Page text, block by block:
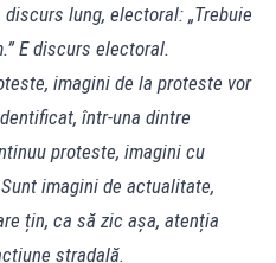
lung, electoral: „Trebuie
E discurs electoral.
imagini de la proteste vor
într-una dintre
proteste, imagini cu
imagini de actualitate,
țin, ca să zic așa, atenția
stradală.